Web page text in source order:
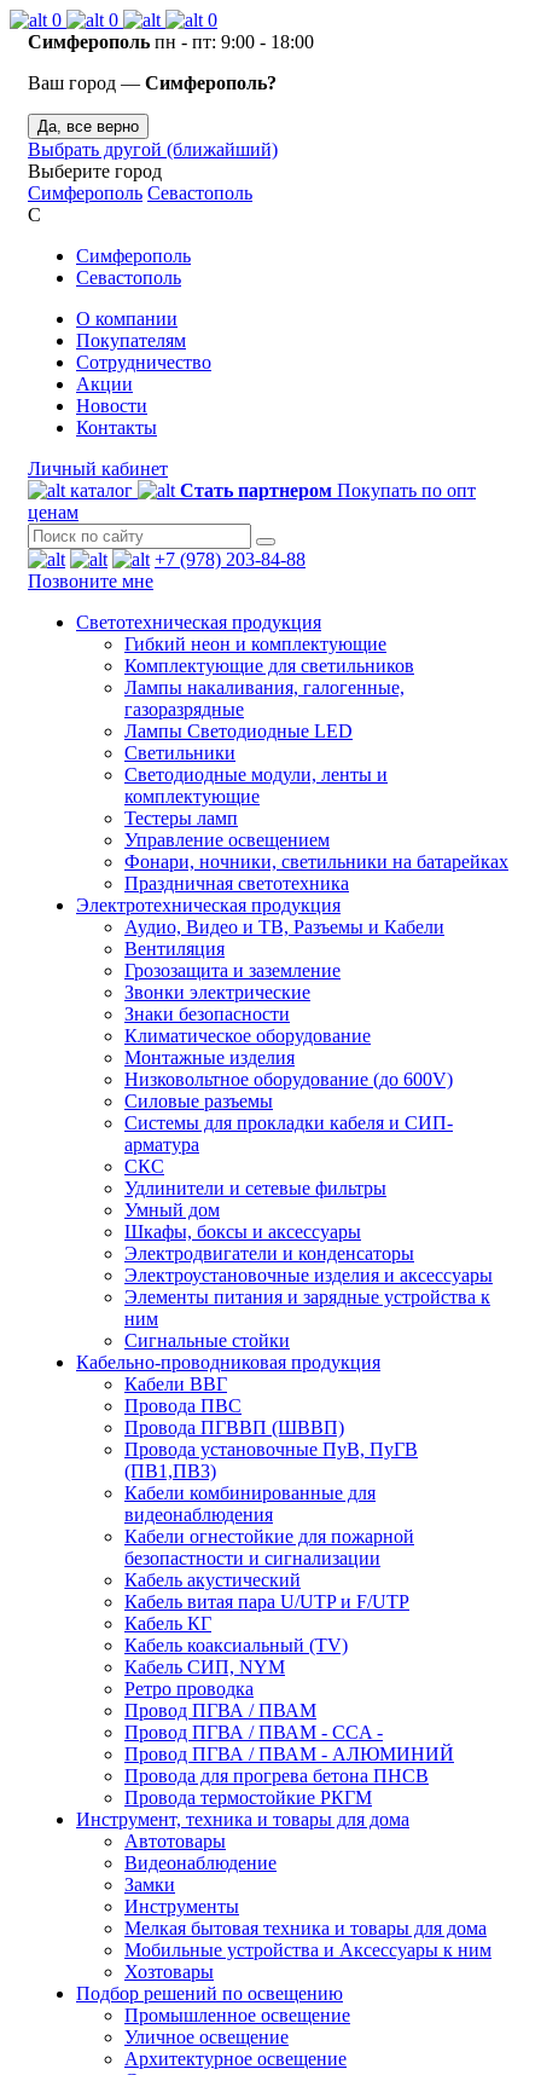
0 0
0
Симферополь пн - пт: 9:00 - 18:00
Ваш город — Симферополь?
Да, все верно
Выбрать другой (ближайший)
Выберите город
Симферополь Севастополь
С
Симферополь
Севастополь
О компании
Покупателям
Сотрудничество
Акции
Новости
Контакты
Личный кабинет
каталог
Стать партнером Покупать по опт
ценам
+7 (978) 203-84-88
Позвоните мне
Светотехническая продукция
Гибкий неон и комплектующие
Комплектующие для светильников
Лампы накаливания, галогенные,
газоразрядные
Лампы Светодиодные LED
Светильники
Светодиодные модули, ленты и
комплектующие
Тестеры ламп
Управление освещением
Фонари, ночники, светильники на батарейках
Праздничная светотехника
Электротехническая продукция
Аудио, Видео и ТВ, Разъемы и Кабели
Вентиляция
Грозозащита и заземление
Звонки электрические
Знаки безопасности
Климатическое оборудование
Монтажные изделия
Низковольтное оборудование (до 600V)
Силовые разъемы
Системы для прокладки кабеля и СИП-
арматура
СКС
Удлинители и сетевые фильтры
Умный дом
Шкафы, боксы и аксессуары
Электродвигатели и конденсаторы
Электроустановочные изделия и аксессуары
Элементы питания и зарядные устройства к
ним
Сигнальные стойки
Кабельно-проводниковая продукция
Кабели ВВГ
Провода ПВС
Провода ПГВВП (ШВВП)
Провода установочные ПуВ, ПуГВ
(ПВ1,ПВ3)
Кабели комбинированные для
видеонаблюдения
Кабели огнестойкие для пожарной
безопастности и сигнализации
Кабель акустический
Кабель витая пара U/UTP и F/UTP
Кабель КГ
Кабель коаксиальный (TV)
Кабель СИП, NYM
Ретро проводка
Провод ПГВА / ПВАМ
Провод ПГВА / ПВАМ - CCA -
Провод ПГВА / ПВАМ - АЛЮМИНИЙ
Провода для прогрева бетона ПНСВ
Провода термостойкие РКГМ
Инструмент, техника и товары для дома
Автотовары
Видеонаблюдение
Замки
Инструменты
Мелкая бытовая техника и товары для дома
Мобильные устройства и Аксессуары к ним
Хозтовары
Подбор решений по освещению
Промышленное освещение
Уличное освещение
Архитектурное освещение